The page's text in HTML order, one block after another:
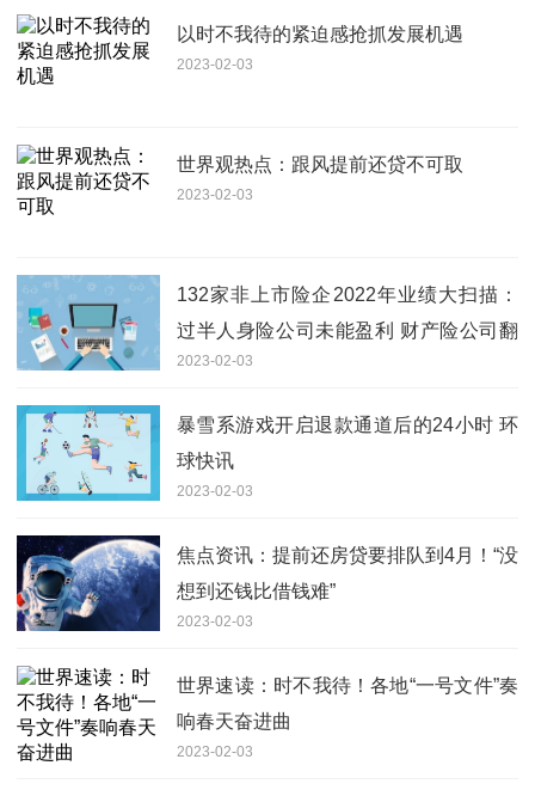
以时不我待的紧迫感抢抓发展机遇
2023-02-03
世界观热点：跟风提前还贷不可取
2023-02-03
132家非上市险企2022年业绩大扫描：
过半人身险公司未能盈利 财产险公司翻
盘
2023-02-03
暴雪系游戏开启退款通道后的24小时 环
球快讯
2023-02-03
焦点资讯：提前还房贷要排队到4月！“没
想到还钱比借钱难”
2023-02-03
世界速读：时不我待！各地“一号文件”奏
响春天奋进曲
2023-02-03